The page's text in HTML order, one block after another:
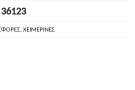
36123
, ΧΕΙΜΕΡΙΝΕΣ